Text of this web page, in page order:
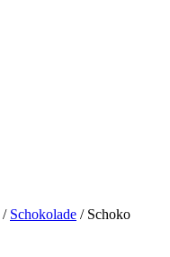
/ Schokolade /Schoko